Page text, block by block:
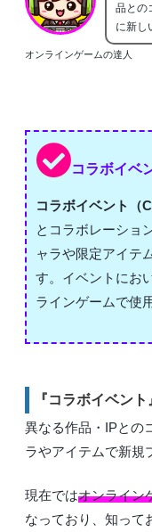
オンラインゲームの達人
品との
に新し
コラボイベ
コラボイベント（
とコラボレーショ
ャラや限定アイテ
す。イベントにお
ラインゲームで使
『コラボイベン
異なる作品・IPとの
ラやアイテムで新規
現在ではオンライン
なっており、知って